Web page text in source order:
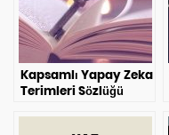
Kapsamlı Yapay Zeka
Terimleri Sözlüğü